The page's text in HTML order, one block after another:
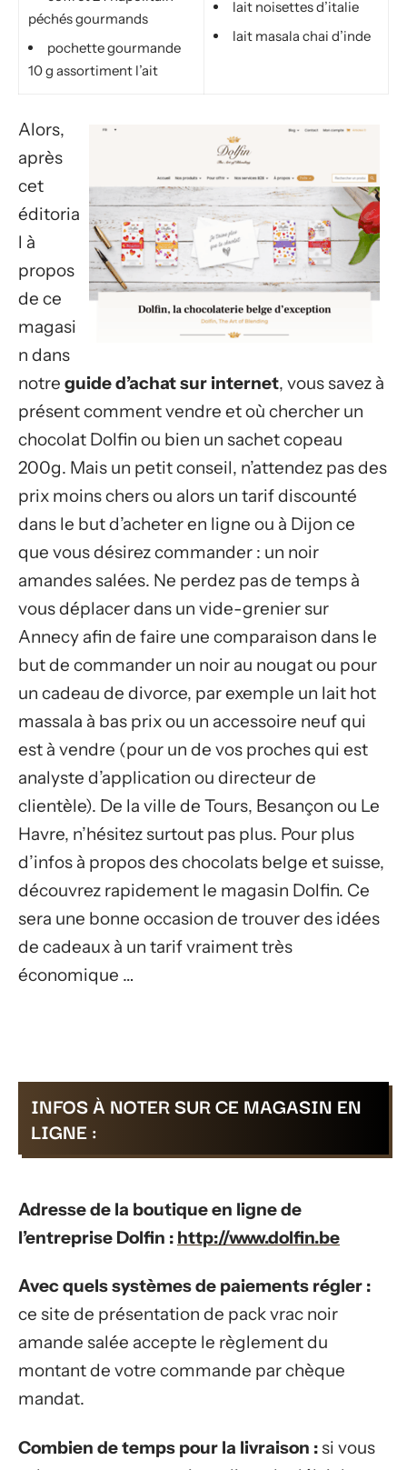
péchés gourmands
pochette gourmande
10 g assortiment l’ait
lait noisettes d’italie
lait masala chai d’inde
Alors,
après
cet
éditoria
l à
propos
de ce
magasi
n dans
notre guide d’achat sur internet, vous savez à
présent comment vendre et où chercher un
chocolat Dolfin ou bien un sachet copeau
200g. Mais un petit conseil, n’attendez pas des
prix moins chers ou alors un tarif discounté
dans le but d’acheter en ligne ou à Dijon ce
que vous désirez commander : un noir
amandes salées. Ne perdez pas de temps à
vous déplacer dans un vide-grenier sur
Annecy afin de faire une comparaison dans le
but de commander un noir au nougat ou pour
un cadeau de divorce, par exemple un lait hot
massala à bas prix ou un accessoire neuf qui
est à vendre (pour un de vos proches qui est
analyste d’application ou directeur de
clientèle). De la ville de Tours, Besançon ou Le
Havre, n’hésitez surtout pas plus. Pour plus
d’infos à propos des chocolats belge et suisse,
découvrez rapidement le magasin Dolfin. Ce
sera une bonne occasion de trouver des idées
de cadeaux à un tarif vraiment très
économique …
INFOS À NOTER SUR CE MAGASIN EN
LIGNE :
Adresse de la boutique en ligne de
l’entreprise Dolfin : http://www.dolfin.be
Avec quels systèmes de paiements régler :
ce site de présentation de pack vrac noir
amande salée accepte le règlement du
montant de votre commande par chèque
mandat.
Combien de temps pour la livraison :si vous